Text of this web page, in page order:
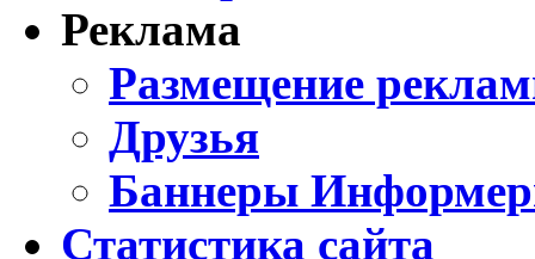
Реклама
Размещение
Друзья
Баннеры
Статистика сайта